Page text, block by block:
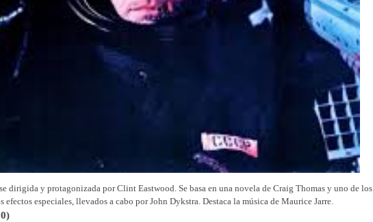
dirigida y protagonizada por Clint Eastwood. Se basa en una novela de Craig Thomas y uno de los
efectos especiales, llevados a cabo por John Dykstra. Destaca la música de Maurice Jarre.